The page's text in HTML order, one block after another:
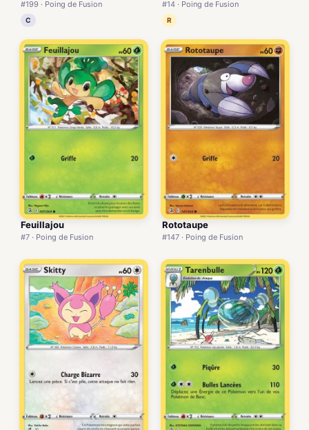
#199 · Poing de Fusion
C
#14 · Poing de Fusion
R
Feuillajou
#7 · Poing de Fusion
Rototaupe
#147 · Poing de Fusion